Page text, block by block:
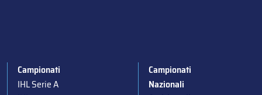
Campionati
IHL Serie A
Campionati
Nazionali